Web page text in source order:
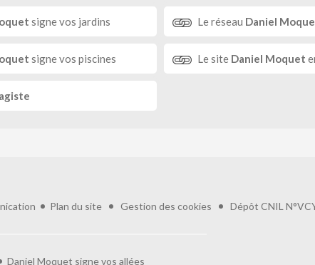
signe vos jardins Le réseau Daniel
signe vos piscines Le site Daniel Moquet
Plan du site Gestion des cookies Dépôt CNIL
Daniel Moquet signe vos allées